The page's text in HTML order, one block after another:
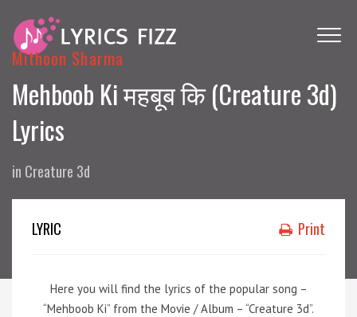
Mithoon Sharma
Mehboob Ki महबूब कि (Creature 3d)
Lyrics
in Creature 3d
LYRIC Print
Here you will find the lyrics of the popular song –
“Mehboob Ki” from the Movie / Album – “Creature 3d”.